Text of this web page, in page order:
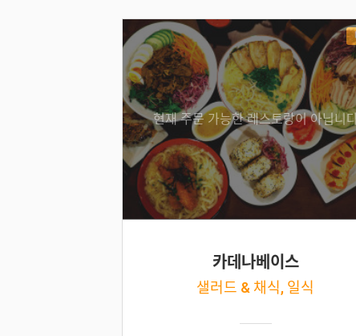
현재 주문 가능한 레스토랑이 아닙니
카데나베이스
샐러드 & 채식, 일식